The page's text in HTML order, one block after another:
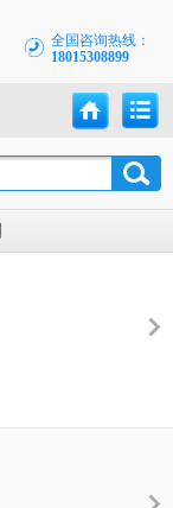
全国咨询热线：
18015308899